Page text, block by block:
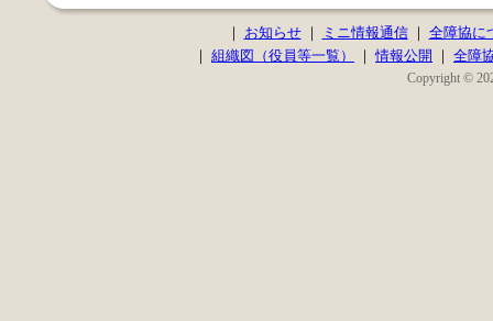
｜ お知らせ｜ ミニ情報通信｜ 全障協に
｜ 組織図（役員等一覧） ｜情報公開 ｜ 全障
Copyright ©